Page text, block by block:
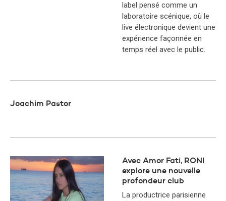
label pensé comme un
laboratoire scénique, où le
live électronique devient une
expérience façonnée en
temps réel avec le public.
Joachim Pastor
Avec Amor Fati, RONI
explore une nouvelle
profondeur club
La productrice parisienne